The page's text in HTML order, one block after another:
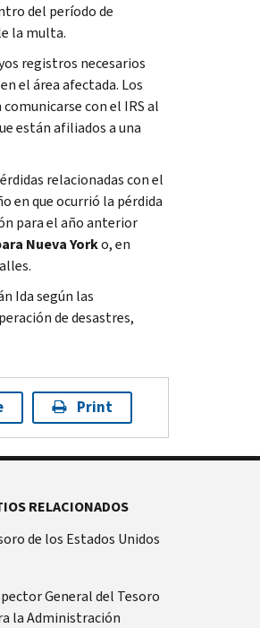
del período de
la multa.
registros necesarios
el área afectada. Los
con el IRS al
están afiliados a una
relacionadas con el
en que ocurrió la pérdida
para el año anterior
Nueva Yorko, en
Ida según las
de desastres,
Print
RELACIONADOS
de los Estados Unidos
General del Tesoro
la Administración